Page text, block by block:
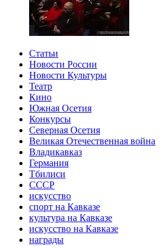
Статьи
Новости России
Новости Культуры
Театр
Кино
Южная Осетия
Конкурсы
Северная Осетия
Великая Отечественная война
Владикавказ
Германия
Тбилиси
СССР
искусство
спорт на Кавказе
культура на Кавказе
искусство на Кавказе
награды